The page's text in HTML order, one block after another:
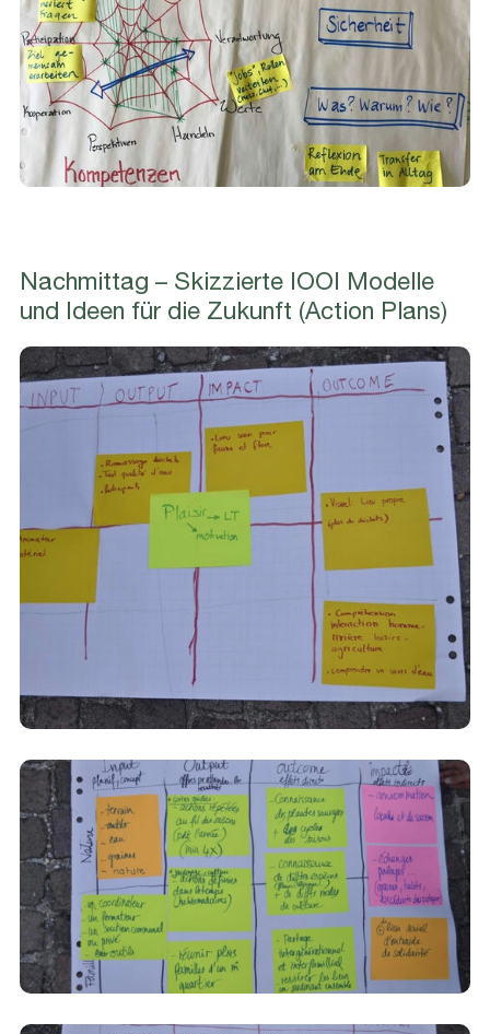
Nachmittag – Skizzierte IOOI Modelle
und Ideen für die Zukunft (Action Plans)